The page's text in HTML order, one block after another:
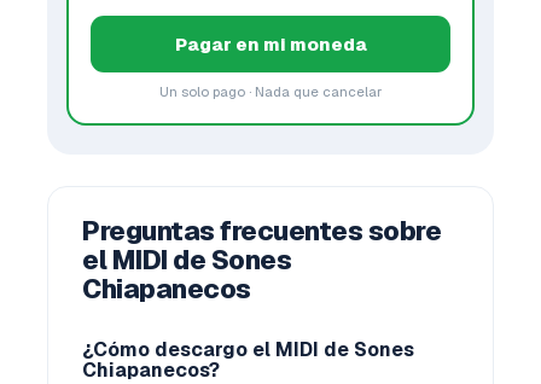
Pagar en mi moneda
Un solo pago · Nada que cancelar
Preguntas frecuentes sobre
el MIDI de Sones
Chiapanecos
¿Cómo descargo el MIDI de Sones
Chiapanecos?